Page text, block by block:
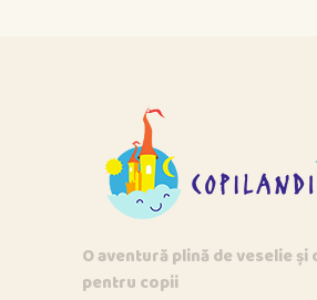
O aventură plină de veselie
pentru copii